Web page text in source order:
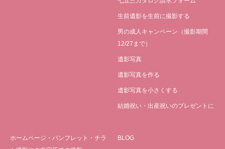
生前遺影を生前に撮影する
男の成人キャンペーン（撮影期間
12/27まで）
遺影写真
遺影写真を作る
遺影写真を小さくする
結婚祝い・出産祝いのプレゼントに
ホームページ・パンフレット・チラ
BLOG